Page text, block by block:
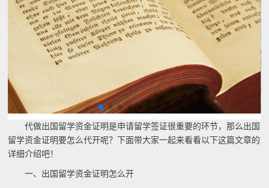
代做出国留学资金证明是申请留学签证很重要的环节，那么出国
留学资金证明要怎么代开呢？下面带大家一起来看看以下这篇文章的
详细介绍吧！
一、出国留学资金证明怎么开